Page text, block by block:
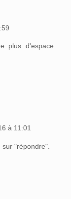
plus d'espace
à 11:01
"répondre".